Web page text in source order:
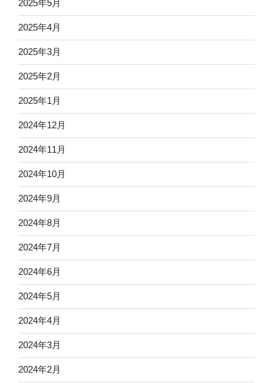
2025年5月
2025年4月
2025年3月
2025年2月
2025年1月
2024年12月
2024年11月
2024年10月
2024年9月
2024年8月
2024年7月
2024年6月
2024年5月
2024年4月
2024年3月
2024年2月